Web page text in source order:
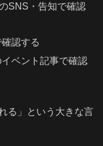
SNS・告知で確認
認する
ベント記事で確認
る」という大きな言